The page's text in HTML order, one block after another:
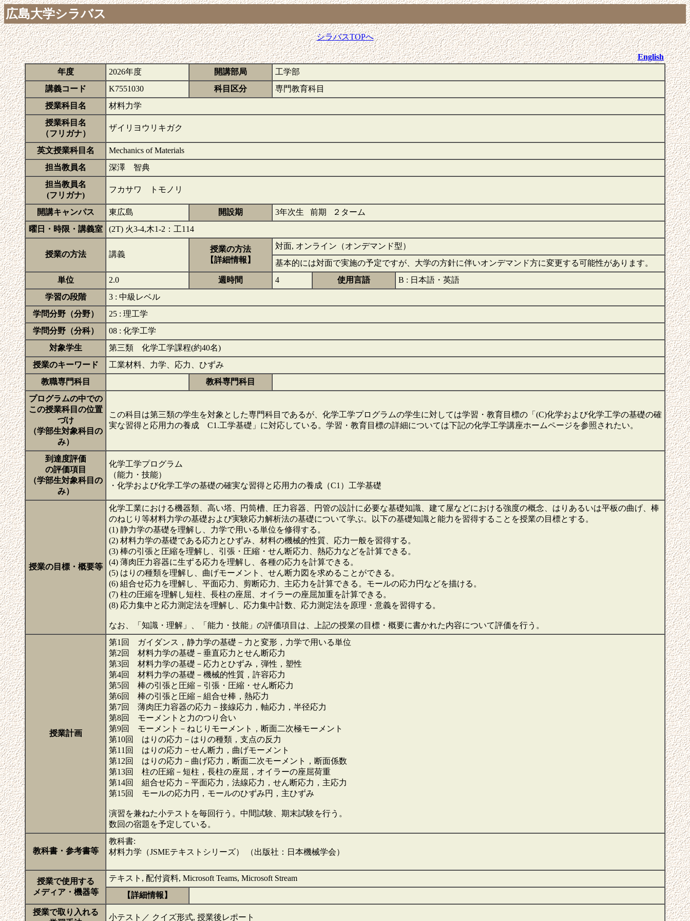
広島大学シラバス
シラバスTOPへ
English
年度
2026年度 開講部局
工学部
講義コード
K7551030 科目区分
専門教育科目
授業科目名
材料力学
授業科目名
（フリガナ）
ザイリヨウリキガク
英文授業科目名
Mechanics of Materials
担当教員名
深澤 智典
担当教員名
(フリガナ)
フカサワ トモノリ
開講キャンパス 東広島 開設期
3年次生 前期 ２ターム
曜日・時限・講義室
(2T) 火3-4,木1-2：工114
授業の方法 講義
授業の方法
【詳細情報】
対面, オンライン（オンデマンド型）
基本的には対面で実施の予定ですが、大学の方針に伴いオンデマンド方に変更する可能性があります。
単位
2.0 週時間 4 使用言語
B : 日本語・英語
学習の段階
3 : 中級レベル
学問分野（分野）
25 : 理工学
学問分野（分科）
08 : 化学工学
対象学生
第三類 化学工学課程(約40名)
授業のキーワード
工業材料、力学、応力、ひずみ
教職専門科目
教科専門科目
プログラムの中での
この授業科目の位置
づけ
（学部生対象科目の
み）
この科目は第三類の学生を対象とした専門科目であるが、化学工学プログラムの学生に対しては学習・教育目標の「(C)化学および化学工学の基礎の確
実な習得と応用力の養成 C1.工学基礎」に対応している。学習・教育目標の詳細については下記の化学工学講座ホームページを参照されたい。
到達度評価
の評価項目
（学部生対象科目の
み）
化学工学プログラム
（能力・技能）
・化学および化学工学の基礎の確実な習得と応用力の養成（C1）工学基礎
授業の目標・概要等
化学工業における機器類、高い塔、円筒槽、圧力容器、円管の設計に必要な基礎知識、建て屋などにおける強度の概念、はりあるいは平板の曲げ、棒
のねじり等材料力学の基礎および実験応力解析法の基礎について学ぶ。以下の基礎知識と能力を習得することを授業の目標とする。
(1) 静力学の基礎を理解し、力学で用いる単位を修得する。
(2) 材料力学の基礎である応力とひずみ、材料の機械的性質、応力一般を習得する。
(3) 棒の引張と圧縮を理解し、引張・圧縮・せん断応力、熱応力などを計算できる。
(4) 薄肉圧力容器に生ずる応力を理解し、各種の応力を計算できる。
(5) はりの種類を理解し、曲げモーメント、せん断力図を求めることができる。
(6) 組合せ応力を理解し、平面応力、剪断応力、主応力を計算できる。モールの応力円などを描ける。
(7) 柱の圧縮を理解し短柱、長柱の座屈、オイラーの座屈加重を計算できる。
(8) 応力集中と応力測定法を理解し、応力集中計数、応力測定法を原理・意義を習得する。
なお、「知識・理解」、「能力・技能」の評価項目は、上記の授業の目標・概要に書かれた内容について評価を行う。
授業計画
第1回 ガイダンス，静力学の基礎－力と変形，力学で用いる単位
第2回 材料力学の基礎－垂直応力とせん断応力
第3回 材料力学の基礎－応力とひずみ，弾性，塑性
第4回 材料力学の基礎－機械的性質，許容応力
第5回 棒の引張と圧縮－引張・圧縮・せん断応力
第6回 棒の引張と圧縮－組合せ棒，熱応力
第7回 薄肉圧力容器の応力－接線応力，軸応力，半径応力
第8回 モーメントと力のつり合い
第9回 モーメント－ねじりモーメント，断面二次極モーメント
第10回 はりの応力－はりの種類，支点の反力
第11回 はりの応力－せん断力，曲げモーメント
第12回 はりの応力－曲げ応力，断面二次モーメント，断面係数
第13回 柱の圧縮－短柱，長柱の座屈，オイラーの座屈荷重
第14回 組合せ応力－平面応力，法線応力，せん断応力，主応力
第15回 モールの応力円，モールのひずみ円，主ひずみ
演習を兼ねた小テストを毎回行う。中間試験、期末試験を行う。
数回の宿題を予定している。
教科書・参考書等
教科書:
材料力学（JSMEテキストシリーズ） （出版社：日本機械学会）
授業で使用する
メディア・機器等
テキスト, 配付資料, Microsoft Teams, Microsoft Stream
【詳細情報】
授業で取り入れる
小テスト／ クイズ形式, 授業後レポート